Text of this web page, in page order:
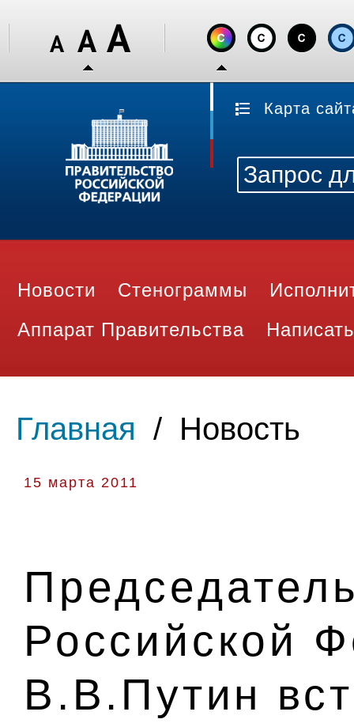
Карта
Новости Стенограммы
Аппарат Правительства
Главная / Новость
15 марта 2011
Российской
В.В.Путин